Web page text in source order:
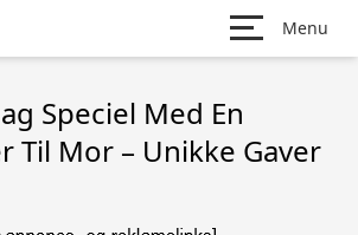
Menu
Speciel Med En
Til Mor – Unikke Gaver